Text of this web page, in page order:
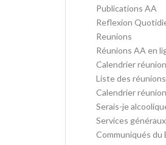
Publications AA
Reflexion
Reunions
Réunions AA en
Calendrier
Liste des
Calendrier
Serais-je
Services généraux
Communiqués du